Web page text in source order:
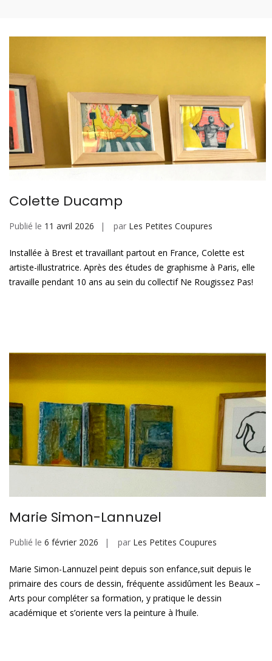
d’affiche
Colette Ducamp
Publié le 11 avril 2026 par Les Petites Coupures
Installée à Brest et travaillant partout en France, Colette est
artiste-illustratrice. Après des études de graphisme à Paris, elle
travaille pendant 10 ans au sein du collectif Ne Rougissez Pas!
Marie Simon-Lannuzel
Publié le 6 février 2026 par Les Petites Coupures
Marie Simon-Lannuzel peint depuis son enfance,suit depuis le
primaire des cours de dessin, fréquente assidûment les Beaux –
Arts pour compléter sa formation, y pratique le dessin
académique et s’oriente vers la peinture à l’huile.